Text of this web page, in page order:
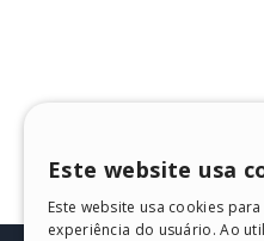
Este website usa
Este website usa cookies
experiência do usuário. Ao